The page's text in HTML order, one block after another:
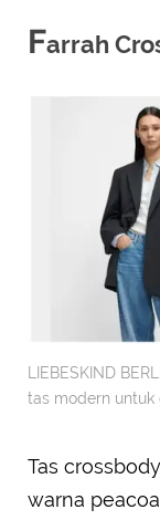
Farrah
LIEBESKIND
tas modern untuk
Tas
warna